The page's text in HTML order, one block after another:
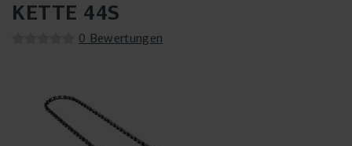
KETTE 44S
0 Bewertungen